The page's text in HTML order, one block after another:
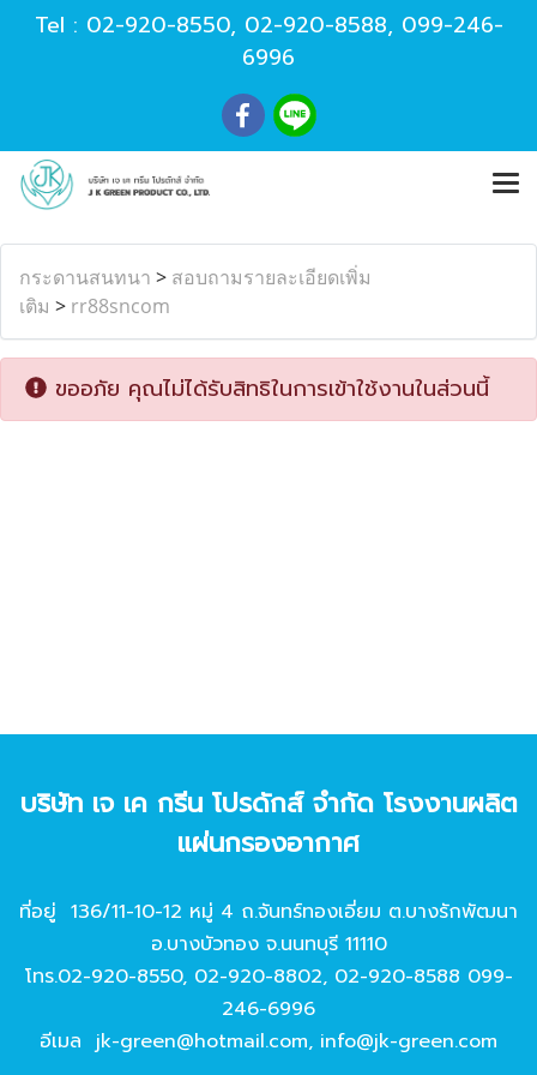
Tel : 02-920-8550, 02-920-8588, 099-246-
6996
กระดานสนทนา > สอบถามรายละเอียดเพิ่ม
เติม > rr88sncom
ขออภัย คุณไม่ได้รับสิทธิในการเข้าใช้งานในส่วนนี้
บริษัท เจ เค กรีน โปรดักส์ จํากัด โรงงานผลิต
แผ่นกรองอากาศ
ที่อยู่ 136/11-10-12 หมู่ 4 ถ.จันทร์ทองเอี่ยม ต.บางรักพัฒนา
อ.บางบัวทอง จ.นนทบุรี 11110
โทร.02-920-8550, 02-920-8802, 02-920-8588 099-
246-6996
อีเมล jk-green@hotmail.com, info@jk-green.com